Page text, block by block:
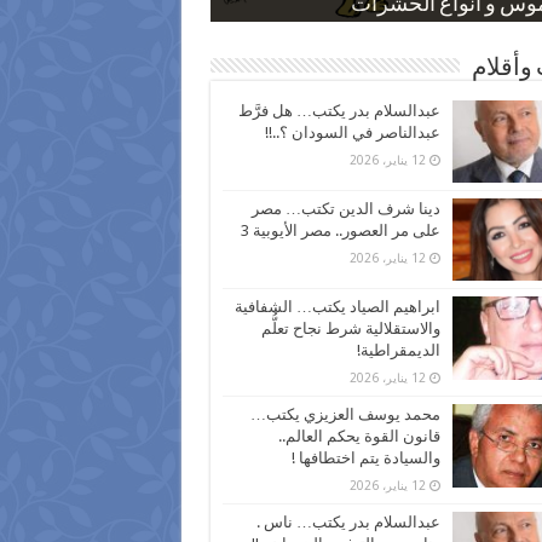
و أنواع الحشرات
بعد ارتفاع الأسعار
نسبة الطلاق في مصر
كاركاتيرية
كاركاتيرية
وأقلام
عبدالسلام بدر يكتب… هل فرَّط
عبدالناصر في السودان ؟..!!
12 يناير، 2026
دينا شرف الدين تكتب… مصر
على مر العصور.. مصر الأيوبية 3
12 يناير، 2026
ابراهيم الصياد يكتب… الشفافية
والاستقلالية شرط نجاح تعلُّم
الديمقراطية!
12 يناير، 2026
محمد يوسف العزيزي يكتب…
قانون القوة يحكم العالم..
والسيادة يتم اختطافها !
12 يناير، 2026
عبدالسلام بدر يكتب… ناس .